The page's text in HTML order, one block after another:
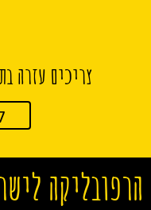
צריכים עזרה
הרפובליקה